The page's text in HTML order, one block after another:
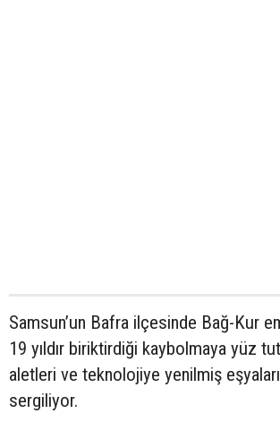
Samsun’un Bafra ilçesinde Bağ-Kur
19 yıldır biriktirdiği kaybolmaya yüz
aletleri ve teknolojiye yenilmiş
sergiliyor.